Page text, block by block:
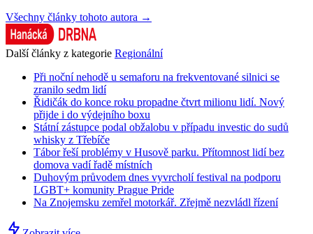
Všechny články tohoto autora →
Další články z kategorie Regionální
Při noční nehodě u semaforu na frekventované silnici se
zranilo sedm lidí
Řidičák do konce roku propadne čtvrt milionu lidí. Nový
přijde i do výdejního boxu
Státní zástupce podal obžalobu v případu investic do sudů
whisky z Třebíče
Tábor řeší problémy v Husově parku. Přítomnost lidí bez
domova vadí řadě místních
Duhovým průvodem dnes vyvrcholí festival na podporu
LGBT+ komunity Prague Pride
Na Znojemsku zemřel motorkář. Zřejmě nezvládl řízení